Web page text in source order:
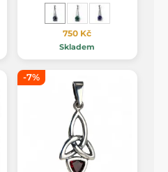
750 Kč
Skladem
-7%